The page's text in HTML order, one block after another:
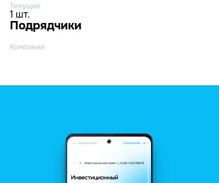
Текущие
1 шт.
Подрядчики
Компания